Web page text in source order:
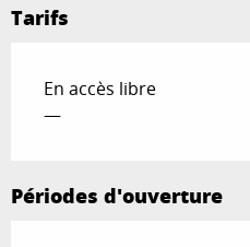
Tarifs
En accès libre
—
Périodes d'ouverture